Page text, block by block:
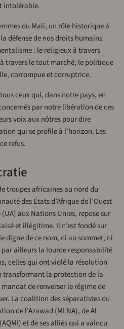
intolérable.
du Mali, un rôle historique à
défense de nos droits humains
: le religieux à travers
travers le tout marché; le politique
corrompue et corruptrice.
ceux qui, dans notre pays, en
par notre libération de ces
voix aux nôtres pour dire
qui se profile à l’horizon. Les
refus.
troupes africaines au nord du
des États d’Afrique de l’Ouest
aux Nations Unies, repose sur
et illégitime. Il n’est fondé sur
digne de ce nom, ni au sommet, ni
ailleurs la lourde responsabilité
celles qui ont violé la résolution
transformant la protection de la
de renverser le régime de
La coalition des séparatistes du
de l’Azawad (MLNA), de Al
et de ses alliés qui a vaincu